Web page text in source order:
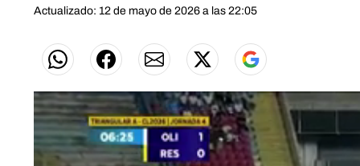
Actualizado: 12 de mayo de 2026 a las 22:05